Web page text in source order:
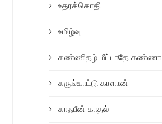
உதரக்கொதி
உமிழ்வு
கண்ணிதழ் மீட்டாதே கண்ணா
கருங்காட்டு காளான்
காஃபீன் காதல்